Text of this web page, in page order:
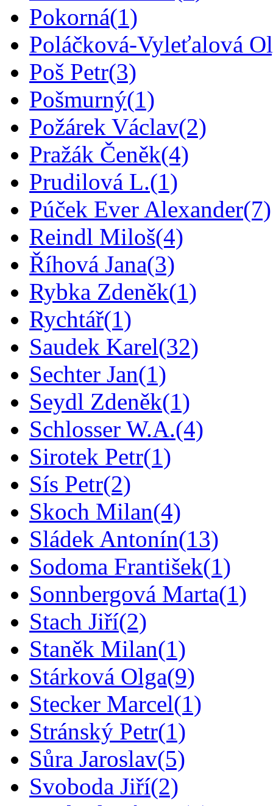
Pokorná(1)
Poláčková-Vyleťalová
Poš Petr(3)
Pošmurný(1)
Požárek Václav(2)
Pražák Čeněk(4)
Prudilová L.(1)
Púček Ever Alexander(7)
Reindl Miloš(4)
Říhová Jana(3)
Rybka Zdeněk(1)
Rychtář(1)
Saudek Karel(32)
Sechter Jan(1)
Seydl Zdeněk(1)
Schlosser W.A.(4)
Sirotek Petr(1)
Sís Petr(2)
Skoch Milan(4)
Sládek Antonín(13)
Sodoma František(1)
Sonnbergová Marta(1)
Stach Jiří(2)
Staněk Milan(1)
Stárková Olga(9)
Stecker Marcel(1)
Stránský Petr(1)
Sůra Jaroslav(5)
Svoboda Jiří(2)